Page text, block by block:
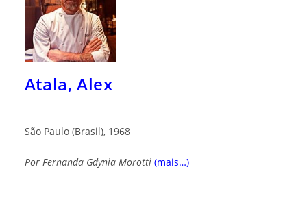
Atala, Alex
São Paulo (Brasil), 1968
Por Fernanda Gdynia Morotti (mais…)